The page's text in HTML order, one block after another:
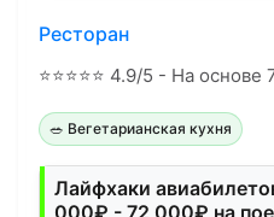
Ресторан
⭐⭐⭐⭐⭐ 4.9/5 - На основе
🥗 Вегетарианская кухня
Лайфхаки
000₽ - 72 000₽ на